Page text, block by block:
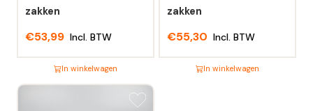
zakken
€53,99 Incl. BTW
In winkelwagen
Dit
zakken
€55,30 Incl. BTW
In winkelwagen